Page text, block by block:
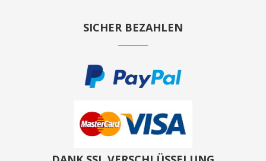
SICHER BEZAHLEN